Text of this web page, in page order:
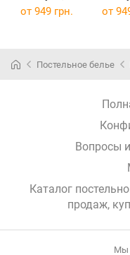
Ranforce Elite
от 949 грн. от
Постельное белье
Вопросы
Каталог
продаж,
Мы